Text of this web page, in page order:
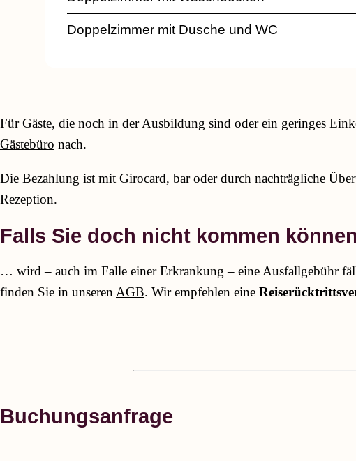
Doppelzimmer mit Dusche und WC
Für Gäste, die noch in der Ausbildung sind oder ein geringes
Gästebüro nach.
Die Bezahlung ist mit Girocard, bar oder durch nachträgliche
Rezeption.
Falls Sie doch nicht kommen
… wird – auch im Falle einer Erkrankung – eine Ausfallgebühr
finden Sie in unseren AGB. Wir empfehlen eine
Buchungsanfrage